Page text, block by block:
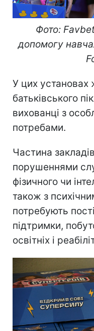
Фото:
допомогу
У цих установах
батьківського
вихованці з
потребами.
Частина
порушеннями
фізичного чи
також з
потребують
підтримки,
освітніх і